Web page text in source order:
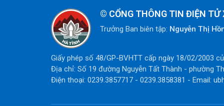
© CỔNG THÔNG TIN ĐIỆN TỬ
Trưởng Ban biên tập: Nguyễn Thị
Giấy phép số 48/GP-BVHTT cấp ngày 18/02/2003
Địa chỉ: Số 19 đường Nguyễn Tất Thành - phường
Điện thoại: 0239.3857717 - 0239.3858381 - Email: